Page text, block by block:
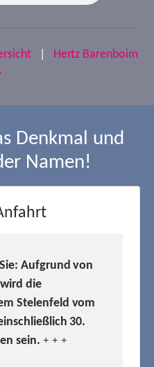
Hertz Barenboim
Denkmal und
Namen!
Aufgrund von
die
Stelenfeld vom
30.
sein. + + +